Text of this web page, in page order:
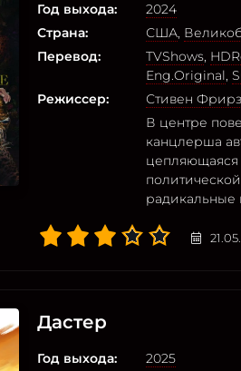
Год выхода:
2024
Страна:
США,
Перевод:
TVShows,
Eng.Original,
Режиссер:
Стивен Фрирз
В центре
канцлерша
цепляющаяся
Дастер
Год выхода:
2025